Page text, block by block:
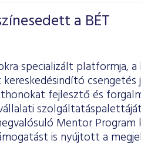
a BÉT
specializált platformja, a
csengetés
fejlesztő és
Mentor Program
is nyújtott a